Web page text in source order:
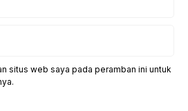
situs web saya pada peramban ini untuk